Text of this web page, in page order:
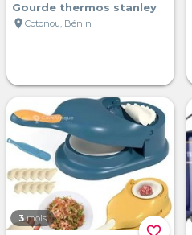
Gourde thermos stanley
location_on Cotonou, Bénin
favorite_border
3 mois